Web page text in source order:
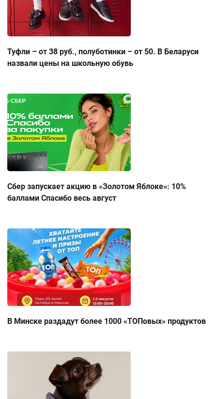
Туфли – от 38 руб., полуботинки – от 50. В Беларуси
назвали цены на школьную обувь
Сбер запускает акцию в «Золотом Яблоке»: 10%
баллами Спасибо весь август
В Минске раздадут более 1000 «ТОПовых» продуктов